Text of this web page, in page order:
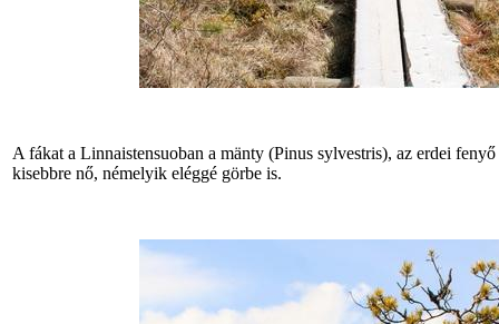
A fákat a Linnaistensuoban a mänty (Pinus sylvestris), az erdei
kisebbre nő, némelyik eléggé görbe is.